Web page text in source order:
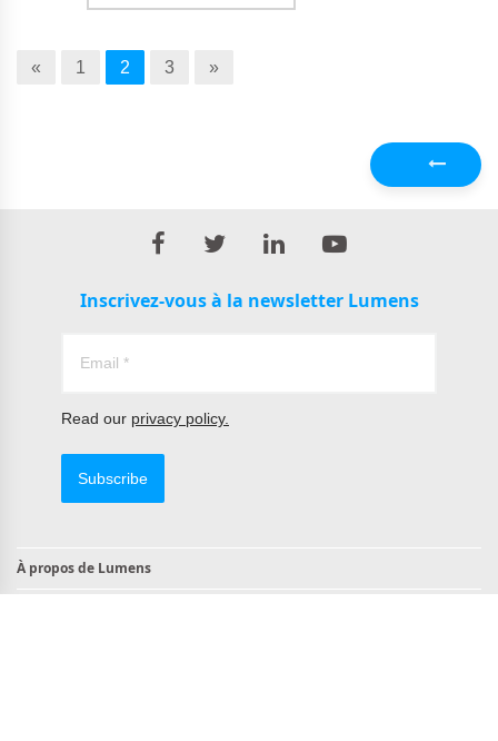
« 1 2 3 »
Inscrivez-vous à la newsletter Lumens
Read our privacy policy.
Subscribe
À propos de Lumens